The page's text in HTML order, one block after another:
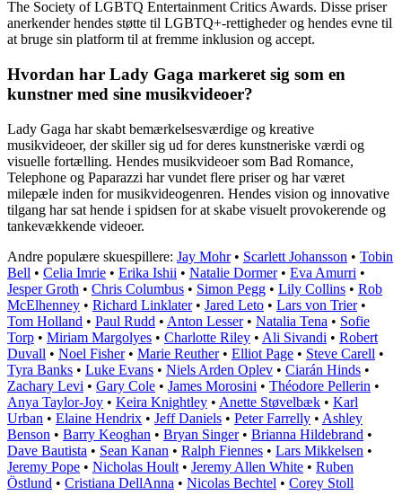
The Society of LGBTQ Entertainment Critics Awards. Disse priser
anerkender hendes støtte til LGBTQ+-rettigheder og hendes evne til
at bruge sin platform til at fremme inklusion og accept.
Hvordan har Lady Gaga markeret sig som en
kunstner med sine musikvideoer?
Lady Gaga har skabt bemærkelsesværdige og kreative
musikvideoer, der skiller sig ud for deres kunstneriske værdi og
visuelle fortælling. Hendes musikvideoer som Bad Romance,
Telephone og Paparazzi har vundet flere priser og har været
milepæle inden for musikvideogenren. Hendes vision og innovative
tilgang har sat hende i spidsen for at skabe visuelt provokerende og
tankevækkende videoer.
Andre populære skuespillere: Jay Mohr• Scarlett Johansson • Tobin
Bell • Celia Imrie • Erika Ishii • Natalie Dormer• Eva Amurri •
Jesper Groth • Chris Columbus • Simon Pegg • Lily Collins • Rob
McElhenney • Richard Linklater• Jared Leto • Lars von Trier•
Tom Holland • Paul Rudd • Anton Lesser• Natalia Tena • Sofie
Torp • Miriam Margolyes • Charlotte Riley • Ali Sivandi • Robert
Duvall • Noel Fisher• Marie Reuther• Elliot Page • Steve Carell •
Tyra Banks • Luke Evans • Niels Arden Oplev • Ciarán Hinds •
Zachary Levi • Gary Cole • James Morosini • Théodore Pellerin •
Anya Taylor-Joy • Keira Knightley • Anette Støvelbæk • Karl
Urban • Elaine Hendrix • Jeff Daniels • Peter Farrelly • Ashley
Benson • Barry Keoghan • Bryan Singer• Brianna Hildebrand •
Dave Bautista • Sean Kanan • Ralph Fiennes • Lars Mikkelsen •
Jeremy Pope • Nicholas Hoult • Jeremy Allen White • Ruben
Östlund • Cristiana DellAnna • Nicolas Bechtel • Corey Stoll